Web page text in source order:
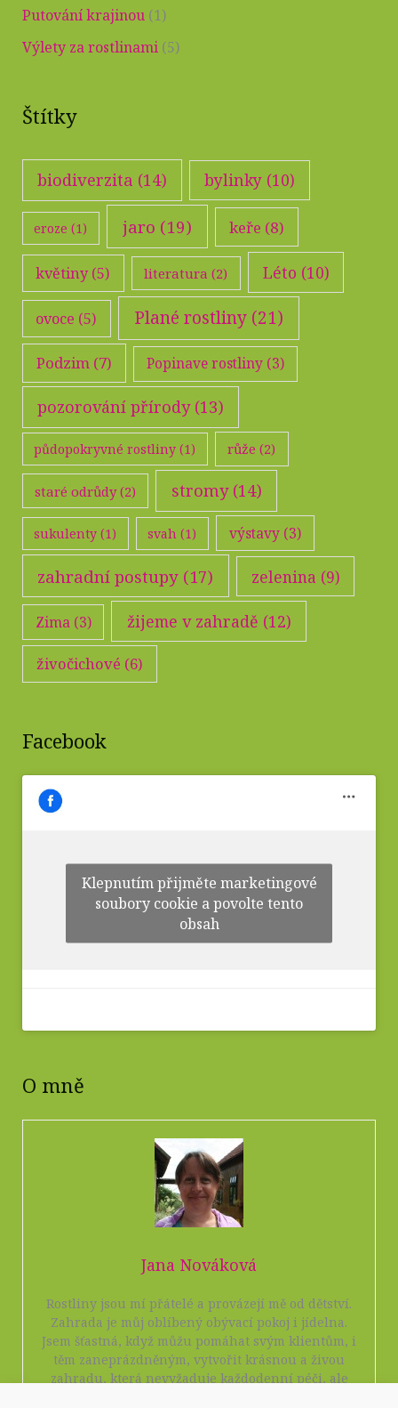
r
o
Putování krajinou(1)
Výlety za rostlinami(5)
Štítky
biodiverzita (14) bylinky (10)
eroze (1) jaro (19) keře (8)
květiny(5) literatura (2) Léto (10)
ovoce (5) Plané rostliny (21)
Podzim(7) Popinave rostliny(3)
pozorování přírody(13)
půdopokryvné rostliny (1) růže (2)
staré odrůdy(2) stromy(14)
sukulenty (1) svah (1) výstavy(3)
zahradní postupy (17) zelenina (9)
Zima(3) žijeme v zahradě (12)
živočichové (6)
Facebook
Klepnutím přijměte marketingové
soubory cookie a povolte tento
obsah
O mně
Jana Nováková
Rostliny jsou mí přátelé a provázejí mě od dětství.
Zahrada je můj oblíbený obývací pokoj i jídelna.
Jsem šťastná, když můžu pomáhat svým klientům, i
těm zaneprázdněným, vytvořit krásnou a živou
zahradu, která nevyžaduje každodenní péči, ale